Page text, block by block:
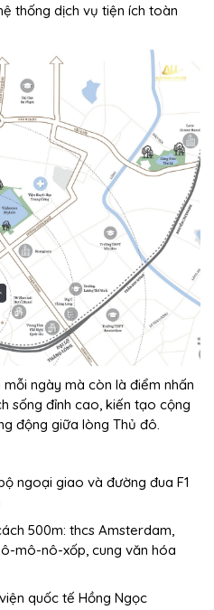
thống dịch vụ tiện ích toàn
ngày mà còn là điểm nhấn
sống đỉnh cao, kiến tạo cộng
động giữa lòng Thủ đô.
ngoại giao và đường đua F1
500m: thcs Amsterdam,
mô-nô-xốp, cung văn hóa
quốc tế Hồng Ngọc